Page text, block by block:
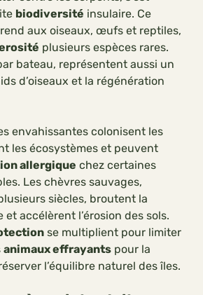
biodiversité insulaire. Ce
aux oiseaux, œufs et reptiles,
plusieurs espèces rares.
bateau, représentent aussi un
d’oiseaux et la régénération
envahissantes colonisent les
les écosystèmes et peuvent
allergique chez certaines
Les chèvres sauvages,
siècles, broutent la
accélèrent l’érosion des sols.
se multiplient pour limiter
animaux effrayants pour la
l’équilibre naturel des îles.